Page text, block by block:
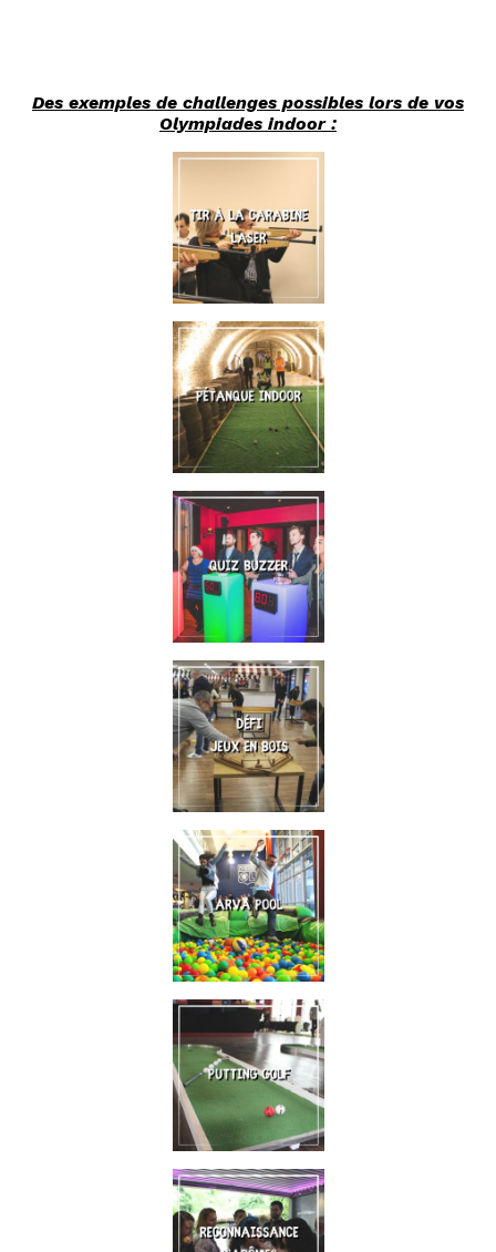
Des exemples de challenges possibles lors de vos
Olympiades indoor :